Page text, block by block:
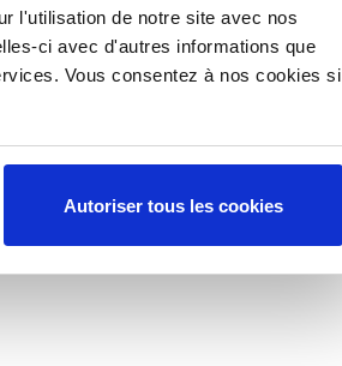
l'utilisation de notre site avec nos
ci avec d'autres informations que
Vous consentez à nos cookies si
Autoriser tous les cookies